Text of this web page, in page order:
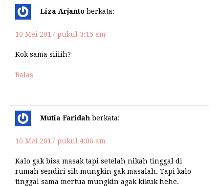
Liza Arjanto berkata:
10 Mei 2017 pukul 3:15 am
Kok sama siiiih?
Balas
Mutia Faridah berkata:
10 Mei 2017 pukul 4:06 am
Kalo gak bisa masak tapi setelah nikah tinggal di
rumah sendiri sih mungkin gak masalah. Tapi kalo
tinggal sama mertua mungkin agak kikuk hehe.